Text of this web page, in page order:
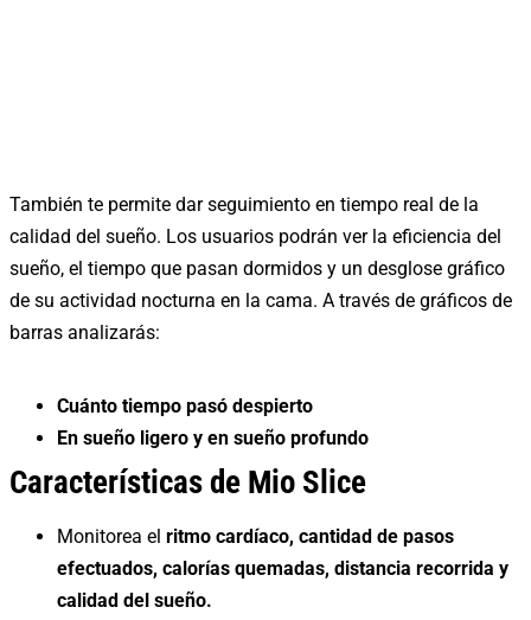
También te permite dar seguimiento en tiempo real de la
calidad del sueño. Los usuarios podrán ver la eficiencia del
sueño, el tiempo que pasan dormidos y un desglose gráfico
de su actividad nocturna en la cama. A través de gráficos de
barras analizarás:
Cuánto tiempo pasó despierto
En sueño ligero y en sueño profundo
Características de Mio Slice
Monitorea el ritmo cardíaco, cantidad de pasos
efectuados, calorías quemadas, distancia recorrida y
calidad del sueño.